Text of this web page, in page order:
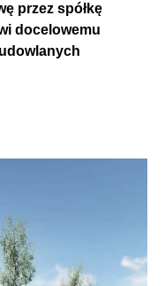
przez spółkę
docelowemu